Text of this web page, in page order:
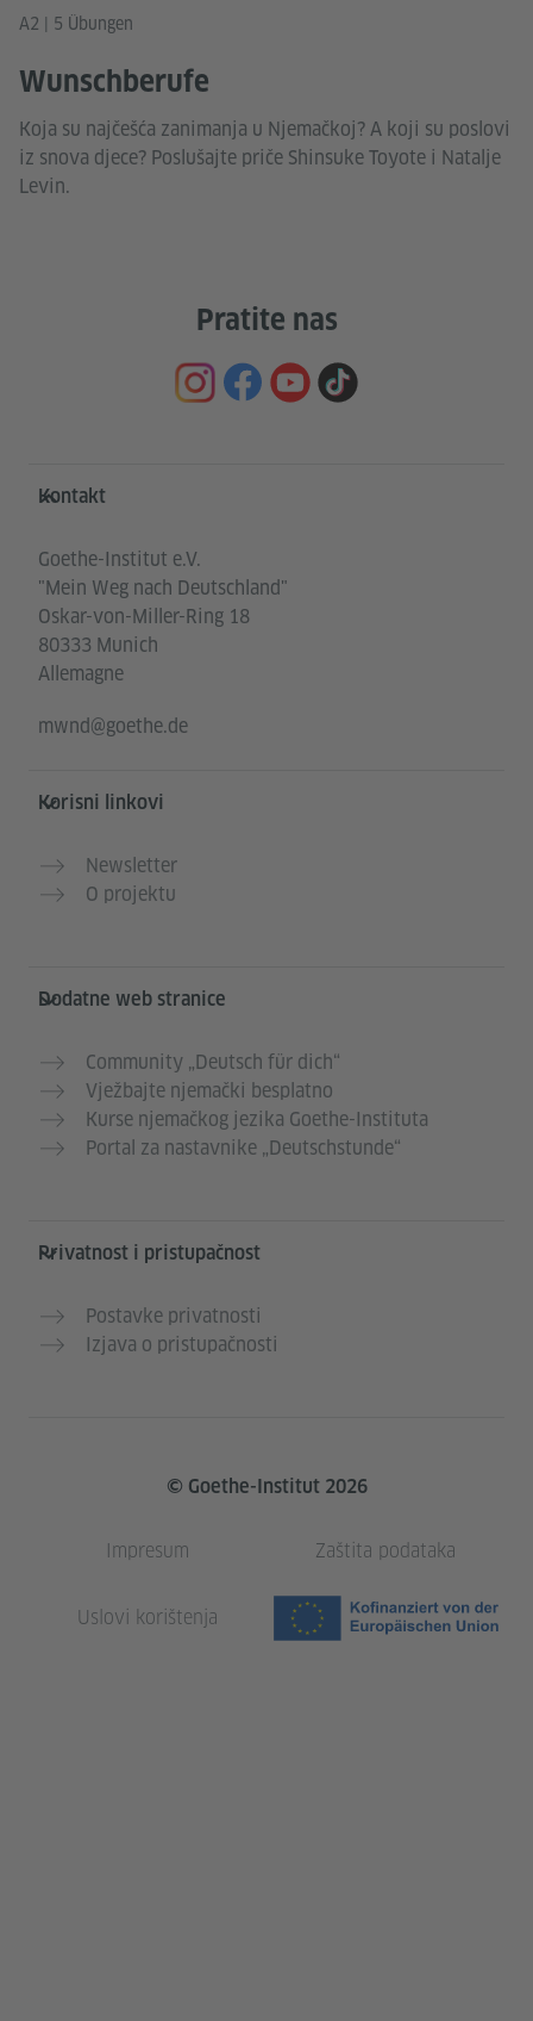
A2 | 5 Übungen
Wunschberufe
Koja su najčešća zanimanja u Njemačkoj? A koji su poslovi
iz snova djece? Poslušajte priče Shinsuke Toyote i Natalje
Levin.
Pratite nas
Service- und Informationsbereich
Kontakt
Goethe-Institut e.V.
"Mein Weg nach Deutschland"
Oskar-von-Miller-Ring 18
80333 Munich
Allemagne
mwnd@goethe.de
Korisni linkovi
Newsletter
O projektu
Dodatne web stranice
Community „Deutsch für dich“
Vježbajte njemački besplatno
Kurse njemačkog jezika Goethe-Instituta
Portal za nastavnike „Deutschstunde“
Privatnost i pristupačnost
Postavke privatnosti
Izjava o pristupačnosti
© Goethe-Institut 2026
Impresum Zaštita podataka
Uslovi korištenja